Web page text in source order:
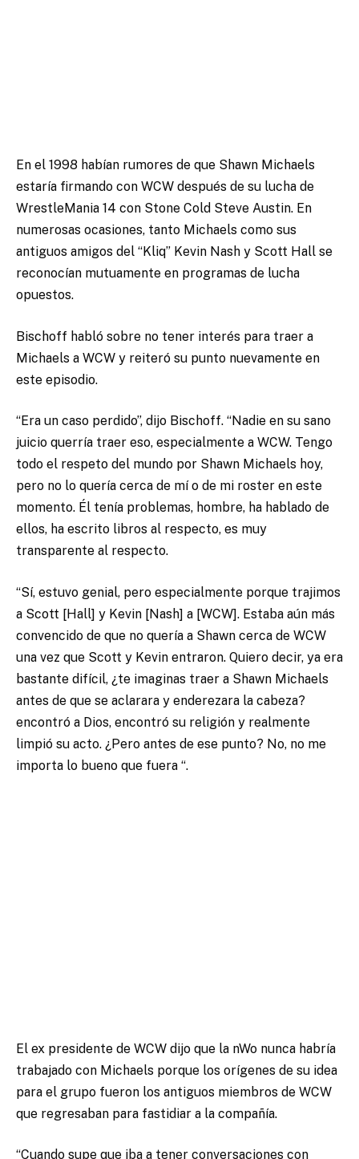
En el 1998 habían rumores de que Shawn Michaels
estaría firmando con WCW después de su lucha de
WrestleMania 14 con Stone Cold Steve Austin. En
numerosas ocasiones, tanto Michaels como sus
antiguos amigos del “Kliq” Kevin Nash y Scott Hall se
reconocían mutuamente en programas de lucha
opuestos.
Bischoff habló sobre no tener interés para traer a
Michaels a WCW y reiteró su punto nuevamente en
este episodio.
“Era un caso perdido”, dijo Bischoff. “Nadie en su sano
juicio querría traer eso, especialmente a WCW. Tengo
todo el respeto del mundo por Shawn Michaels hoy,
pero no lo quería cerca de mí o de mi roster en este
momento. Él tenía problemas, hombre, ha hablado de
ellos, ha escrito libros al respecto, es muy
transparente al respecto.
“Sí, estuvo genial, pero especialmente porque trajimos
a Scott [Hall] y Kevin [Nash] a [WCW]. Estaba aún más
convencido de que no quería a Shawn cerca de WCW
una vez que Scott y Kevin entraron. Quiero decir, ya era
bastante difícil, ¿te imaginas traer a Shawn Michaels
antes de que se aclarara y enderezara la cabeza?
encontró a Dios, encontró su religión y realmente
limpió su acto. ¿Pero antes de ese punto? No, no me
importa lo bueno que fuera “.
El ex presidente de WCW dijo que la nWo nunca habría
trabajado con Michaels porque los orígenes de su idea
para el grupo fueron los antiguos miembros de WCW
que regresaban para fastidiar a la compañía.
“Cuando supe que iba a tener conversaciones con